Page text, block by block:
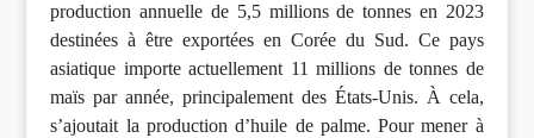
production annuelle de 5,5 millions de tonnes en 2023
destinées à être exportées en Corée du Sud. Ce pays
asiatique importe actuellement 11 millions de tonnes de
maïs par année, principalement des États-Unis. À cela,
s’ajoutait la production d’huile de palme. Pour mener à